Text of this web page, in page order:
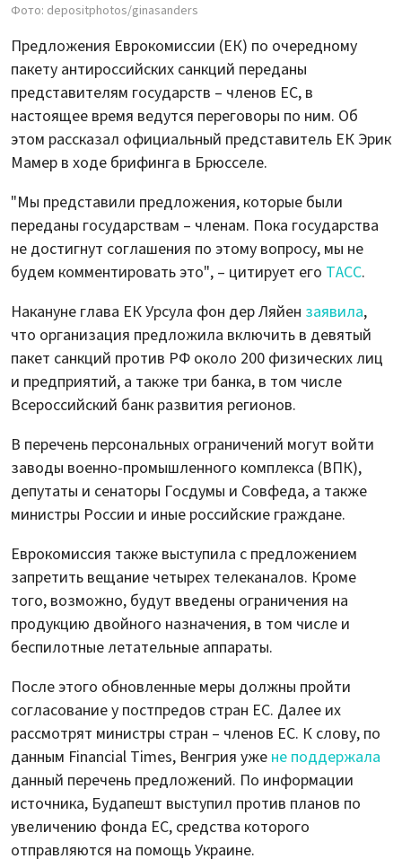
Фото: depositphotos/ginasanders
Предложения Еврокомиссии (ЕК) по очередному
пакету антироссийских санкций переданы
представителям государств – членов ЕС, в
настоящее время ведутся переговоры по ним. Об
этом рассказал официальный представитель ЕК Эрик
Мамер в ходе брифинга в Брюсселе.
"Мы представили предложения, которые были
переданы государствам – членам. Пока государства
не достигнут соглашения по этому вопросу, мы не
будем комментировать это", – цитирует его ТАСС.
Накануне глава ЕК Урсула фон дер Ляйен заявила,
что организация предложила включить в девятый
пакет санкций против РФ около 200 физических лиц
и предприятий, а также три банка, в том числе
Всероссийский банк развития регионов.
В перечень персональных ограничений могут войти
заводы военно-промышленного комплекса (ВПК),
депутаты и сенаторы Госдумы и Совфеда, а также
министры России и иные российские граждане.
Еврокомиссия также выступила с предложением
запретить вещание четырех телеканалов. Кроме
того, возможно, будут введены ограничения на
продукцию двойного назначения, в том числе и
беспилотные летательные аппараты.
После этого обновленные меры должны пройти
согласование у постпредов стран ЕС. Далее их
рассмотрят министры стран – членов ЕС. К слову, по
данным Financial Times, Венгрия уже не поддержала
данный перечень предложений. По информации
источника, Будапешт выступил против планов по
увеличению фонда ЕС, средства которого
отправляются на помощь Украине.